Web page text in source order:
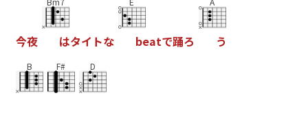
今夜 はタイ トな beatで踊ろ う
B F# D